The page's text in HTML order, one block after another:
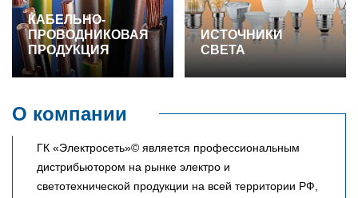
КАБЕЛЬНО-
ПРОВОДНИКОВАЯ
ПРОДУКЦИЯ
ИСТОЧНИКИ
СВЕТА
О компании
ГК «Электросеть»© является профессиональным
дистрибьютором на рынке электро и
светотехнической продукции на всей территории РФ,